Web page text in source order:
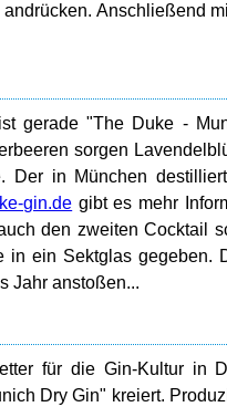
Anschließend
gerade "The Duke -
sorgen
Der in München
gin.de gibt es mehr
den zweiten Cocktail
ein Sektglas gegeben.
Jahr anstoßen...
für die Gin-Kultur in
Dry Gin" kreiert.